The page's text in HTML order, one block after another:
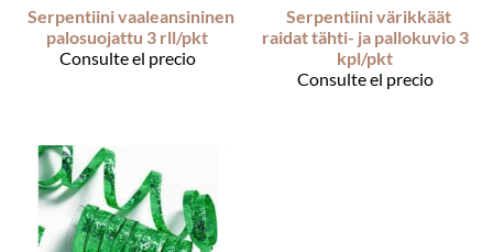
Serpentiini vaaleansininen
palosuojattu 3 rll/pkt
Consulte el precio
Serpentiini värikkäät
raidat tähti- ja pallokuvio 3
kpl/pkt
Consulte el precio